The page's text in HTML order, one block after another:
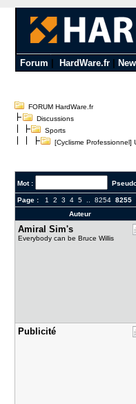
Forum HardWare.fr|
FORUM HardWare.fr
Discussions
Sports
[Cyclisme Professionnel]
Mot :
Page : 1 2 3 4 5 ..8254 8255
Auteur
Amiral Sim​'s
Everybody can be Bruce Willis
Publicité